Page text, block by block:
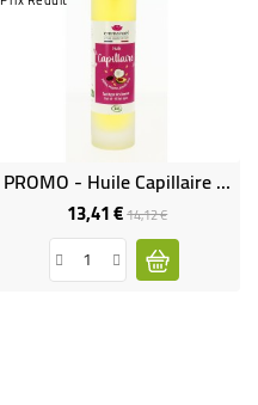
PROMO - Huile Capillaire Bio
13,41 €Prix
de
base
14,12 €Prix